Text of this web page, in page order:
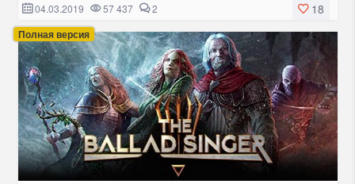
18
04.03.2019 57 437 2
Полная версия